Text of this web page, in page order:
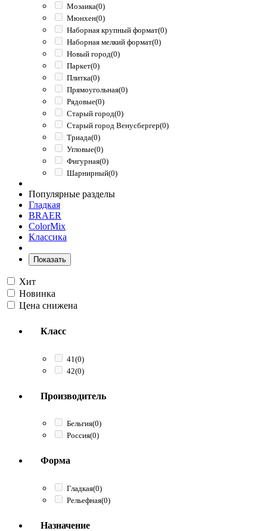
Мозаика(0)
Мюнхен(0)
Наборная крупный формат(0)
Наборная мелкий формат(0)
Новый город(0)
Паркет(0)
Плитка(0)
Прямоугольная(0)
Рядовые(0)
Старый город(0)
Старый город Венусбергер(0)
Триада(0)
Угловые(0)
Фигурная(0)
Шарнирный(0)
Популярные разделы
Гладкая
BRAER
ColorMix
Классика
Показать
Хит
Новинка
Цена снижена
Класс
41 (0)
42(0)
Производитель
Бельгия(0)
Россия(0)
Форма
Гладкая(0)
Рельефная(0)
Назначение